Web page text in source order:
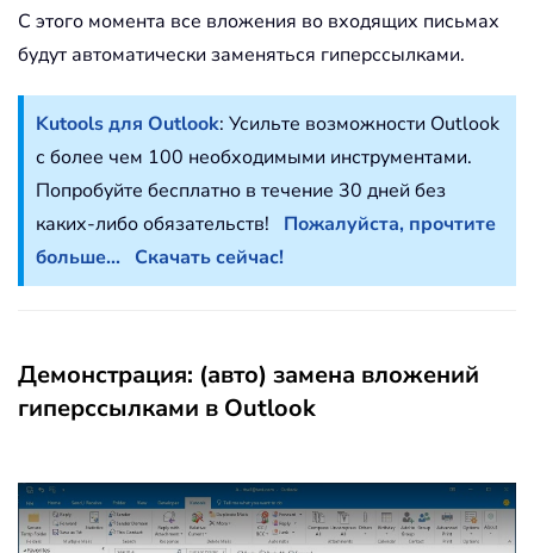
С этого момента все вложения во входящих письмах
будут автоматически заменяться гиперссылками.
Kutools для Outlook: Усильте возможности Outlook
с более чем 100 необходимыми инструментами.
Попробуйте бесплатно в течение 30 дней без
каких-либо обязательств! Пожалуйста, прочтите
больше...
Скачать сейчас!
Демонстрация: (авто) замена вложений
гиперссылками в Outlook